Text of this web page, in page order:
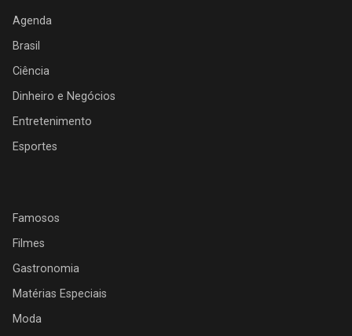
Agenda
Brasil
Ciência
Dinheiro e Negócios
Entretenimento
Esportes
Famosos
Filmes
Gastronomia
Matérias Especiais
Moda